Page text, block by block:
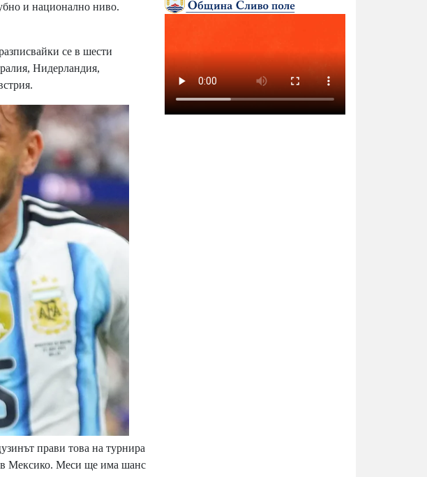
и национално ниво.
се в шести
Нидерландия,
прави това на турнира
в Мексико. Меси ще има шанс